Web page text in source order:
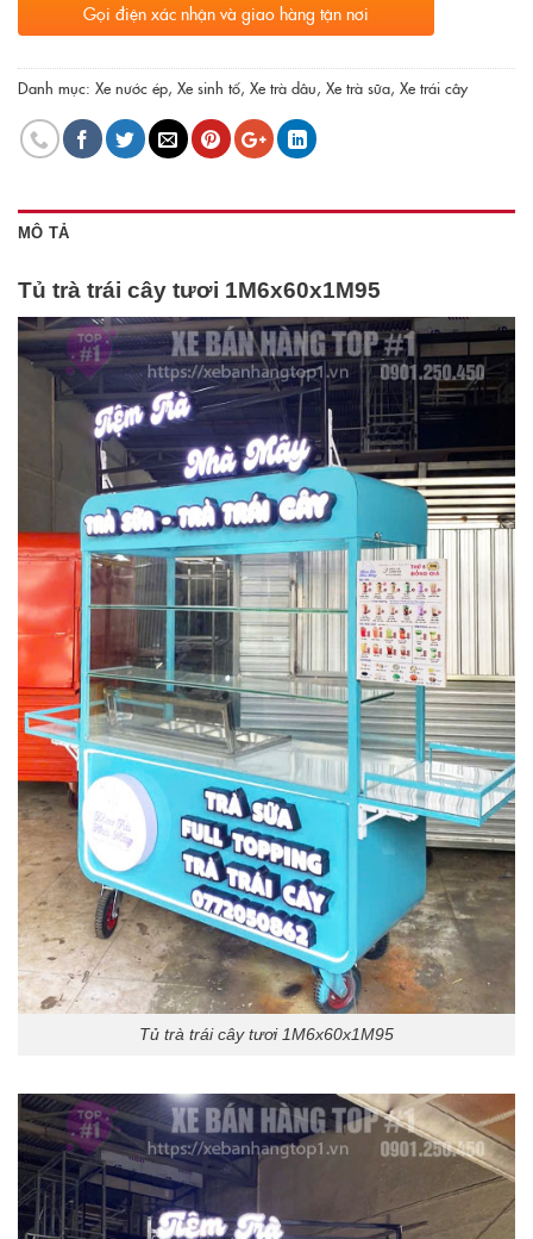
Gọi điện xác nhận và giao hàng tận nơi
Danh mục: Xe nước ép Xe sinh tố Xe trà dâu Xe trà sữa Xe trái cây
MÔ TẢ
Tủ trà trái cây tươi 1M6x60x1M95
Tủ trà trái cây tươi 1M6x60x1M95